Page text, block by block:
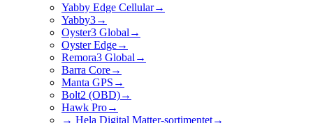
Yabby Edge Cellular→
Yabby3→
Oyster3 Global →
Oyster Edge→
Remora3 Global →
Barra Core→
Manta GPS →
Bolt2 (OBD)→
Hawk Pro→
→ Hela Digital Matter-sortimentet→